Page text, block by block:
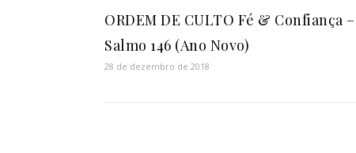
ORDEM DE CULTO Fé & Confiança –
Salmo 146 (Ano Novo)
28 de dezembro de 2018